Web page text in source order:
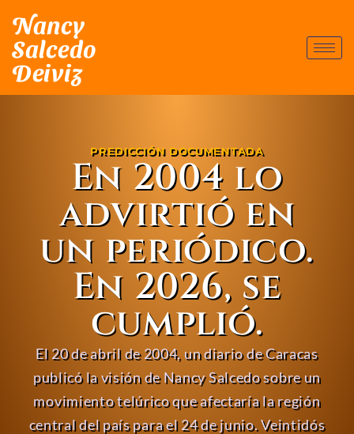
Nancy
Salcedo
Deiviz
PREDICCIÓN DOCUMENTADA
En 2004 lo
advirtió en
un periódico.
En 2026, se
cumplió.
El 20 de abril de 2004, un diario de Caracas
publicó la visión de Nancy Salcedo sobre un
movimiento telúrico que afectaría la región
central del país para el 24 de junio. Veintidós